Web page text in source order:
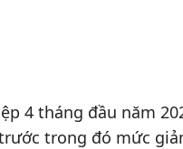
4 tháng đầu năm
trong đó mức